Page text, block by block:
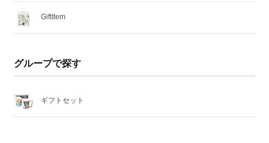
GiftItem
グループで探す
ギフトセット